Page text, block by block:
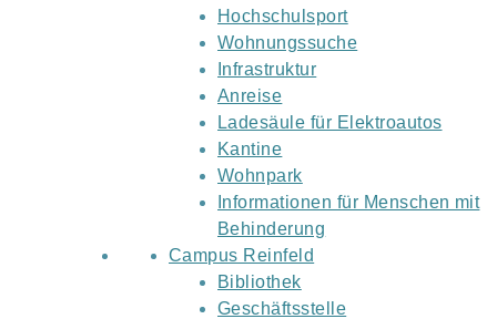
Hochschulsport
Wohnungssuche
Infrastruktur
Anreise
Ladesäule für Elektroautos
Kantine
Wohnpark
Informationen für Menschen mit
Behinderung
Campus Reinfeld
Bibliothek
Geschäftsstelle